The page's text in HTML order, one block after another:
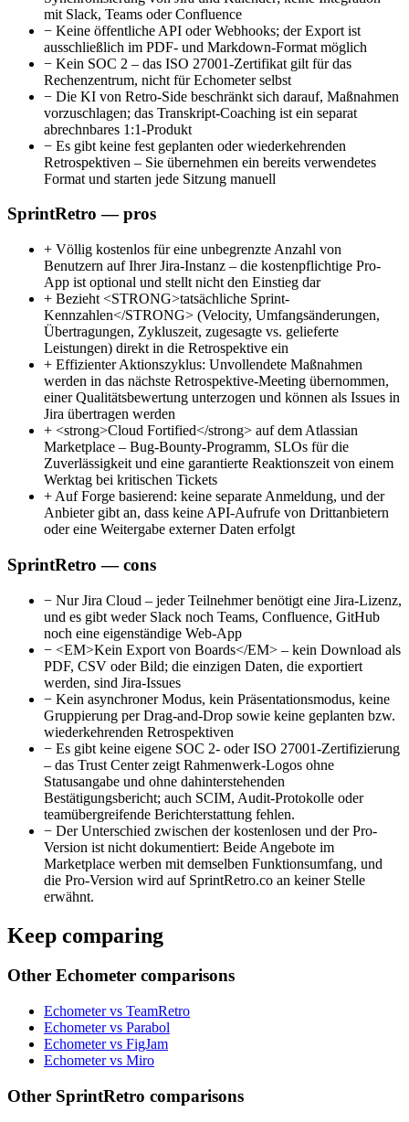
mit Slack, Teams oder Confluence
− Keine öffentliche API oder Webhooks; der Export ist
ausschließlich im PDF- und Markdown-Format möglich
− Kein SOC 2 – das ISO 27001-Zertifikat gilt für das
Rechenzentrum, nicht für Echometer selbst
− Die KI von Retro-Side beschränkt sich darauf, Maßnahmen
vorzuschlagen; das Transkript-Coaching ist ein separat
abrechnbares 1:1-Produkt
− Es gibt keine fest geplanten oder wiederkehrenden
Retrospektiven – Sie übernehmen ein bereits verwendetes
Format und starten jede Sitzung manuell
SprintRetro — pros
+ Völlig kostenlos für eine unbegrenzte Anzahl von
Benutzern auf Ihrer Jira-Instanz – die kostenpflichtige Pro-
App ist optional und stellt nicht den Einstieg dar
+ Bezieht <STRONG>tatsächliche Sprint-
Kennzahlen</STRONG> (Velocity, Umfangsänderungen,
Übertragungen, Zykluszeit, zugesagte vs. gelieferte
Leistungen) direkt in die Retrospektive ein
+ Effizienter Aktionszyklus: Unvollendete Maßnahmen
werden in das nächste Retrospektive-Meeting übernommen,
einer Qualitätsbewertung unterzogen und können als Issues in
Jira übertragen werden
+ <strong>Cloud Fortified</strong> auf dem Atlassian
Marketplace – Bug-Bounty-Programm, SLOs für die
Zuverlässigkeit und eine garantierte Reaktionszeit von einem
Werktag bei kritischen Tickets
+ Auf Forge basierend: keine separate Anmeldung, und der
Anbieter gibt an, dass keine API-Aufrufe von Drittanbietern
oder eine Weitergabe externer Daten erfolgt
SprintRetro — cons
− Nur Jira Cloud – jeder Teilnehmer benötigt eine Jira-Lizenz,
und es gibt weder Slack noch Teams, Confluence, GitHub
noch eine eigenständige Web-App
− <EM>Kein Export von Boards</EM> – kein Download als
PDF, CSV oder Bild; die einzigen Daten, die exportiert
werden, sind Jira-Issues
− Kein asynchroner Modus, kein Präsentationsmodus, keine
Gruppierung per Drag-and-Drop sowie keine geplanten bzw.
wiederkehrenden Retrospektiven
− Es gibt keine eigene SOC 2- oder ISO 27001-Zertifizierung
– das Trust Center zeigt Rahmenwerk-Logos ohne
Statusangabe und ohne dahinterstehenden
Bestätigungsbericht; auch SCIM, Audit-Protokolle oder
teamübergreifende Berichterstattung fehlen.
− Der Unterschied zwischen der kostenlosen und der Pro-
Version ist nicht dokumentiert: Beide Angebote im
Marketplace werben mit demselben Funktionsumfang, und
die Pro-Version wird auf SprintRetro.co an keiner Stelle
erwähnt.
Keep comparing
Other Echometer comparisons
Echometer vs TeamRetro
Echometer vs Parabol
Echometer vs FigJam
Echometer vs Miro
Other SprintRetro comparisons